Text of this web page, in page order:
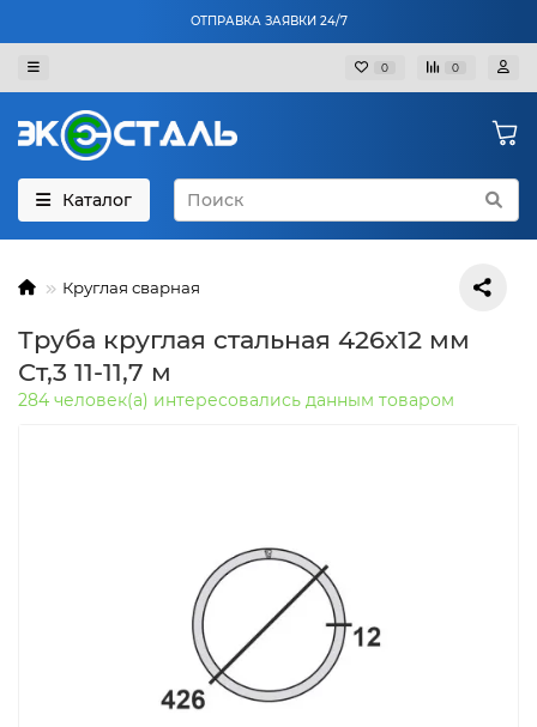
ОТПРАВКА ЗАЯВКИ 24/7
0 0
Каталог
Круглая сварная
Труба круглая стальная 426х12 мм
Ст,3 11-11,7 м
284 человек(а) интересовались данным товаром